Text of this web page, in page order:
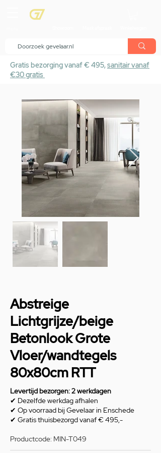
Gratis bezorging vanaf € 495,sanitair vanaf
€30 gratis
Abstreige
Lichtgrijze/beige
Betonlook Grote
Vloer/wandtegels
80x80cm RTT
Levertijd bezorgen: 2 werkdagen
✔ Dezelfde werkdag afhalen
✔ Op voorraad bij Gevelaar in Enschede
✔ Gratis thuisbezorgd vanaf € 495,-
Productcode: MIN-T049